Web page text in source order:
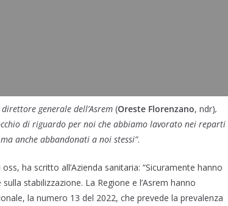
generale dell’Asrem (Oreste Florenzano, ndr),
di riguardo per noi che abbiamo lavorato nei reparti
anche abbandonati a noi stessi”.
ha scritto all’Azienda sanitaria: “Sicuramente hanno
stabilizzazione. La Regione e l’Asrem hanno
la numero 13 del 2022, che prevede la prevalenza